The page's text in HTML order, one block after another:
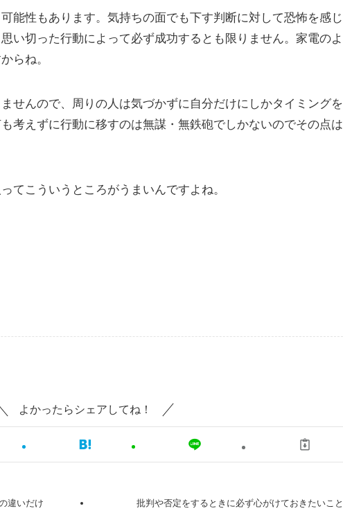
能性もあります。気持ちの面でも下す判断に対して恐怖を感じ
い切った行動によって必ず成功するとも限りません。家電のよ
らね。
せんので、周りの人は気づかずに自分だけにしかタイミングを
考えずに行動に移すのは無謀・無鉄砲でしかないのでその点は
てこういうところがうまいんですよね。
よかったらシェアしてね！
違いだけ 批判や否定をするときに必ず心がけておきたいこと